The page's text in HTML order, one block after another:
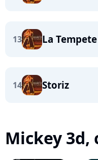
13 La Tempete
14 Storiz
Mickey 3d,